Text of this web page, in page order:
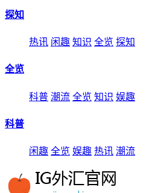
探知
热讯 闲趣 知识 全览 探知
全览
科普 潮流 全览 知识 娱趣
科普
闲趣 全览 娱趣 热讯 潮流